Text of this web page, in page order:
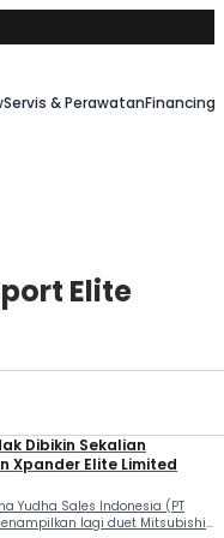
Servis & Perawatan
Elite
Dibikin Sekalian
Xpander Elite Limited
Yudha Sales Indonesia (PT
lagi duet Mitsubishi